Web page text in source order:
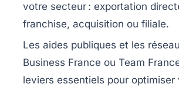
votre secteur : exportation
franchise, acquisition ou filiale.
Les aides publiques et les
Business France ou Team
leviers essentiels pour